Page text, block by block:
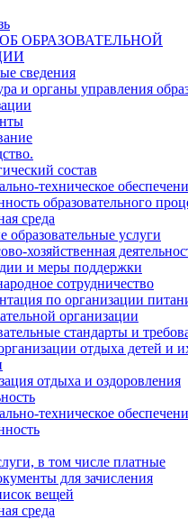
ОБРАЗОВАТЕЛЬНОЙ
сведения
и органы управления
состав
техническое
образовательного
среда
образовательные услуги
хозяйственная
и меры поддержки
сотрудничество
по организации
организации
стандарты и
отдыха детей и
отдыха и оздоровления
техническое
в том числе платные
для зачисления
вещей
среда